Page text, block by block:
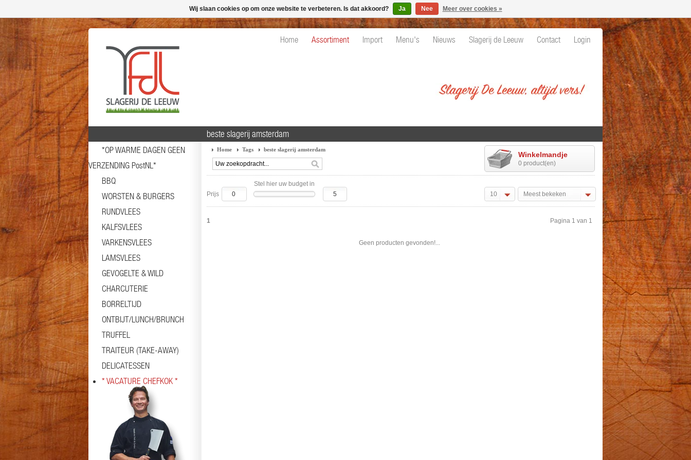
Home Assortiment Import Menu's Nieuws Slagerij de Leeuw Contact Login
*OP WARME DAGEN GEEN
VERZENDING PostNL*
BBQ
WORSTEN & BURGERS
RUNDVLEES
KALFSVLEES
VARKENSVLEES
LAMSVLEES
GEVOGELTE & WILD
CHARCUTERIE
BORRELTIJD
ONTBIJT/LUNCH/BRUNCH
TRUFFEL
TRAITEUR (TAKE-AWAY)
DELICATESSEN
* VACATURE CHEFKOK *
beste slagerij amsterdam
Home Tags beste slagerij amsterdam
Winkelmandje
0 product(en)
Stel hier uw budget in
Prijs
10 Meest bekeken
Geen producten gevonden!...
1 Pagina 1 van 1
Wij slaan cookies op om onze website te verbeteren. Is dat akkoord? Ja Nee Meer over cookies »